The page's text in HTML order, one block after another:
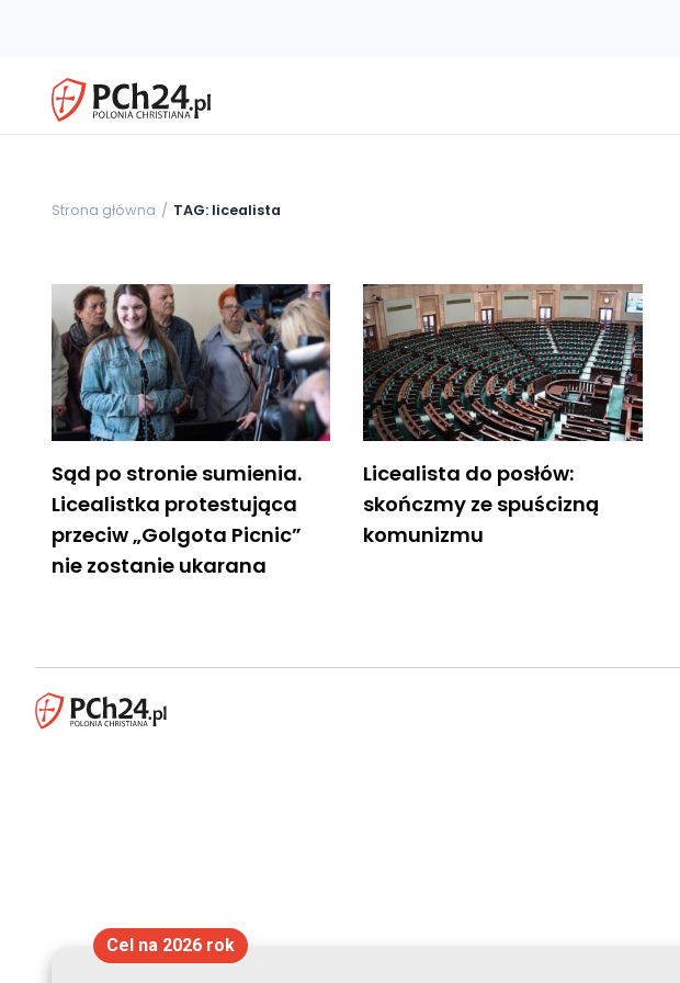
Strona główna TAG: licealista
Sąd po stronie sumienia.
Licealistka protestująca
przeciw „Golgota Picnic”
nie zostanie ukarana
Licealista do posłów:
skończmy ze spuścizną
komunizmu
Cel na 2026 rok